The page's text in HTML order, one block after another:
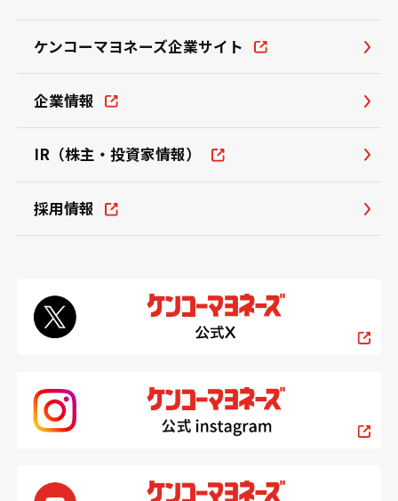
ケンコーマヨネーズ企業サイト
企業情報
IR（株主・投資家情報）
採用情報